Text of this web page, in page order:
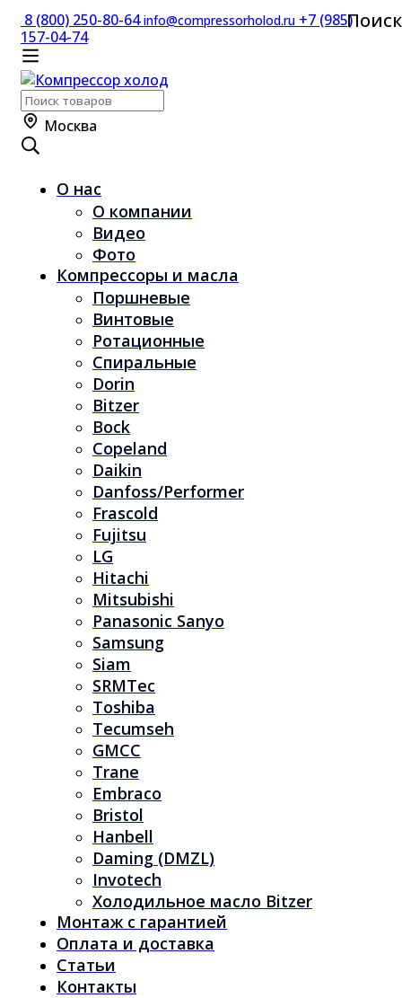
8 (800) 250-80-64info@compressorholod.ru +7 (985)
157-04-74
Поиск
по:
Поиск
Москва
О нас
О компании
Видео
Фото
Компрессоры и масла
Поршневые
Винтовые
Ротационные
Спиральные
Dorin
Bitzer
Bock
Copeland
Daikin
Danfoss/Performer
Frascold
Fujitsu
LG
Hitachi
Mitsubishi
Panasonic Sanyo
Samsung
Siam
SRMTec
Toshiba
Tecumseh
GMCC
Trane
Embraco
Bristol
Hanbell
Daming (DMZL)
Invotech
Холодильное масло Bitzer
Монтаж с гарантией
Оплата и доставка
Статьи
Контакты